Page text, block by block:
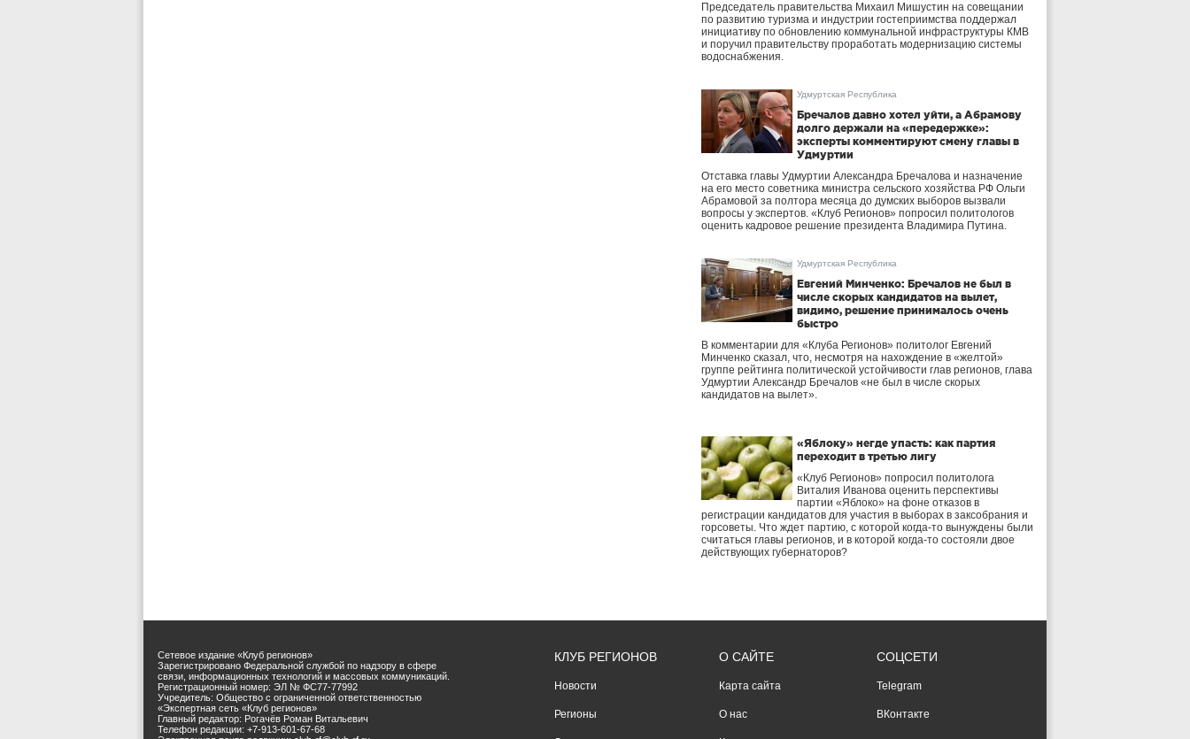
Председатель правительства Михаил Мишустин на совещании
по развитию туризма и индустрии гостеприимства поддержал
инициативу по обновлению коммунальной инфраструктуры КМВ
и поручил правительству проработать модернизацию системы
водоснабжения.
Удмуртская Республика
Бречалов давно хотел уйти, а Абрамову
долго держали на «передержке»:
эксперты комментируют смену главы в
Удмуртии
Отставка главы Удмуртии Александра Бречалова и назначение
на его место советника министра сельского хозяйства РФ Ольги
Абрамовой за полтора месяца до думских выборов вызвали
вопросы у экспертов. «Клуб Регионов» попросил политологов
оценить кадровое решение президента Владимира Путина.
Удмуртская Республика
Евгений Минченко: Бречалов не был в
числе скорых кандидатов на вылет,
видимо, решение принималось очень
быстро
В комментарии для «Клуба Регионов» политолог Евгений
Минченко сказал, что, несмотря на нахождение в «желтой»
группе рейтинга политической устойчивости глав регионов, глава
Удмуртии Александр Бречалов «не был в числе скорых
кандидатов на вылет».
«Яблоку» негде упасть: как партия
переходит в третью лигу
«Клуб Регионов» попросил политолога
Виталия Иванова оценить перспективы
партии «Яблоко» на фоне отказов в
регистрации кандидатов для участия в выборах в заксобрания и
горсоветы. Что ждет партию, с которой когда-то вынуждены были
считаться главы регионов, и в которой когда-то состояли двое
действующих губернаторов?
Сетевое издание «Клуб регионов»
Зарегистрировано Федеральной службой по надзору в сфере
связи, информационных технологий и массовых коммуникаций.
Регистрационный номер: ЭЛ № ФС77-77992
Учредитель: Общество с ограниченной ответственностью
«Экспертная сеть «Клуб регионов»
Главный редактор: Рогачёв Роман Витальевич
Телефон редакции: +7-913-601-67-68
КЛУБ РЕГИОНОВ
Новости
Регионы
О САЙТЕ
Карта сайта
О нас
СОЦСЕТИ
Telegram
ВКонтакте